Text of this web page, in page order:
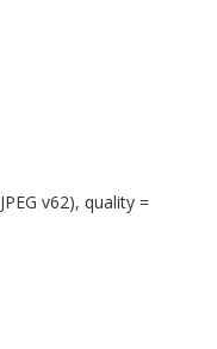
v62), quality =